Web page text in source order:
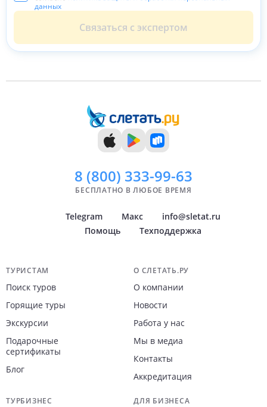
на индивидуальных потребностях гостей. Это
впечатлений, где каждый посетитель может найти свой
смешивая обогащающий опыт с настоящим греческим
гостеприимный опыт, который создает прочные
внимание к деталям и подлинное греческое
Для работников: Создать теплую и щедрую атмосферу,
которая воспитывала бы чувство тепла и великодушия,
Для окружающей среды: Устойчивое
функционирование, сведение к минимуму своего
ресурсов и содействие местным общинам посредством
социальных и благотворительных инициатив.
[ПРОКОММЕНТИРОВАТЬ ЭТО НЕ УДАЛОСЬ]
данных
Связаться с экспертом
8 (800) 333-99-63
БЕСПЛАТНО В ЛЮБОЕ ВРЕМЯ
Telegram Макс
info@sletat.ru
Помощь
Техподдержка
Навигация по сайту
ТУРИСТАМ
Поиск туров
Горящие туры
Экскурсии
Подарочные
сертификаты
Блог
О СЛЕТАТЬ.РУ
О компании
Новости
Работа у нас
Мы в медиа
Контакты
Аккредитация
ТУРБИЗНЕС ДЛЯ БИЗНЕСА